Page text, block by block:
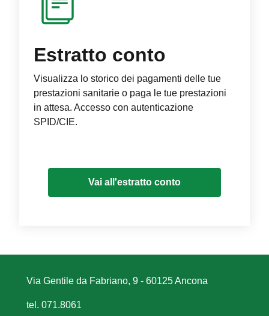
Estratto conto
Visualizza lo storico dei pagamenti delle tue
prestazioni sanitarie o paga le tue prestazioni
in attesa. Accesso con autenticazione
SPID/CIE.
Vai all'estratto conto
Via Gentile da Fabriano, 9 - 60125 Ancona
tel. 071.8061